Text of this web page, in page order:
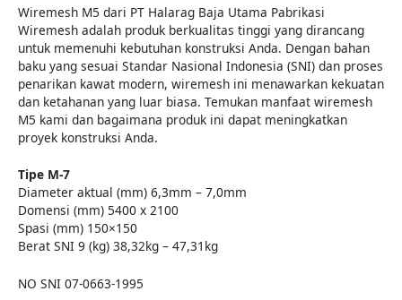
Wiremesh M5 dari PT Halarag Baja Utama Pabrikasi
Wiremesh adalah produk berkualitas tinggi yang dirancang
untuk memenuhi kebutuhan konstruksi Anda. Dengan bahan
baku yang sesuai Standar Nasional Indonesia (SNI) dan proses
penarikan kawat modern, wiremesh ini menawarkan kekuatan
dan ketahanan yang luar biasa. Temukan manfaat wiremesh
M5 kami dan bagaimana produk ini dapat meningkatkan
proyek konstruksi Anda.
Tipe M-7
Diameter aktual (mm) 6,3mm – 7,0mm
Domensi (mm) 5400 x 2100
Spasi (mm) 150×150
Berat SNI 9 (kg) 38,32kg – 47,31kg
NO SNI 07-0663-1995